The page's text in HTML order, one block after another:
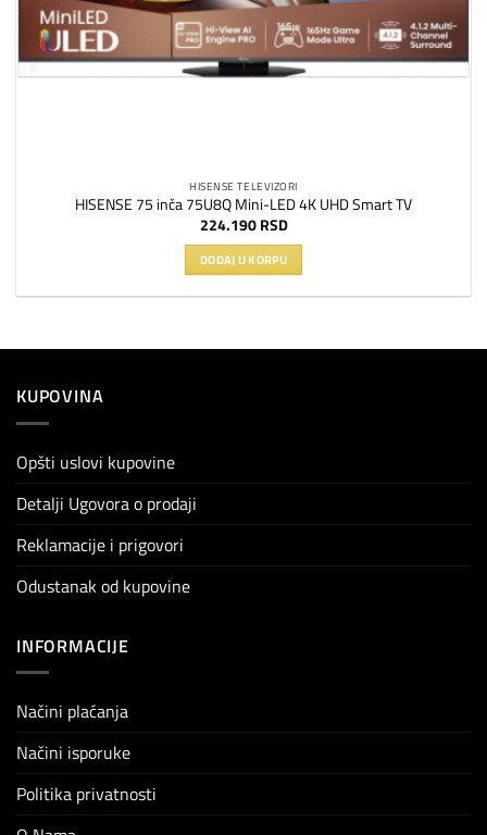
HISENSE TELEVIZORI
HISENSE 75 inča 75U8Q Mini-LED 4K UHD Smart TV
224.190 RSD
DODAJ U KORPU
KUPOVINA
Opšti uslovi kupovine
Detalji Ugovora o prodaji
Reklamacije i prigovori
Odustanak od kupovine
INFORMACIJE
Načini plaćanja
Načini isporuke
Politika privatnosti